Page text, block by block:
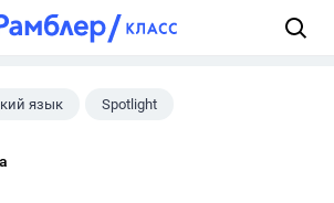
язык Spotlight